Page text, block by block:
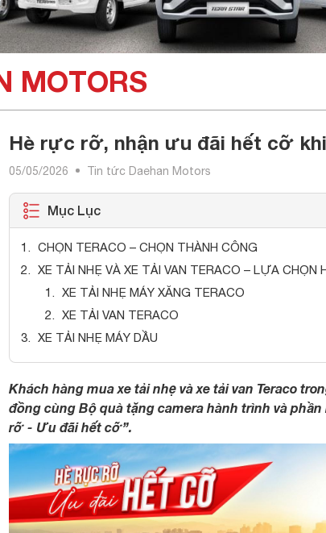
MOTORS
Hè rực rỡ, nhận ưu đãi hết cỡ
05/05/2026 Tin tức Daehan Motors
Mục Lục
CHỌN TERACO – CHỌN THÀNH CÔNG
XE TẢI NHẸ VÀ XE TẢI VAN TERACO – LỰA CHỌN
XE TẢI NHẸ MÁY XĂNG TERACO
XE TẢI VAN TERACO
XE TẢI NHẸ MÁY DẦU
Khách hàng mua xe tải nhẹ và xe tải van Teraco
đồng cùng Bộ quà tặng camera hành trình và
rỡ - Ưu đãi hết cỡ”.